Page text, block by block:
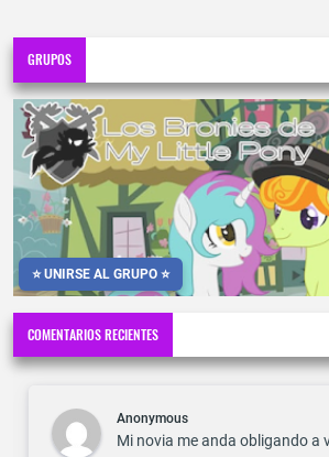
GRUPOS
⭐ UNIRSE AL GRUPO ⭐
COMENTARIOS RECIENTES
Anonymous
Mi novia me anda obligando a